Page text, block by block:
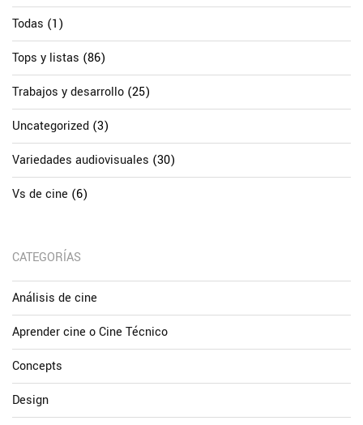
Todas (1)
Tops y listas (86)
Trabajos y desarrollo (25)
Uncategorized (3)
Variedades audiovisuales (30)
Vs de cine (6)
CATEGORÍAS
Análisis de cine
Aprender cine o Cine Técnico
Concepts
Design